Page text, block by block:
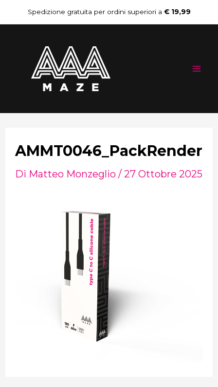
al
contenuto
Spedizione gratuita per ordini superiori a € 19,99
AMMT0046_PackRender
Di Matteo Monzeglio / 27 Ottobre 2025
Navigazione
articoli